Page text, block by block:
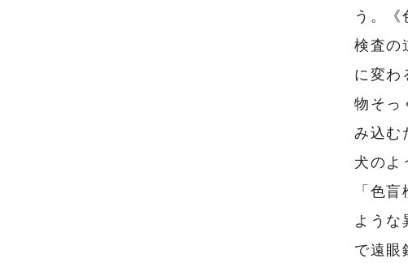
う。
検査の
に変わ
物そっ
み込む
犬のよ
「色
よう
で遠眼